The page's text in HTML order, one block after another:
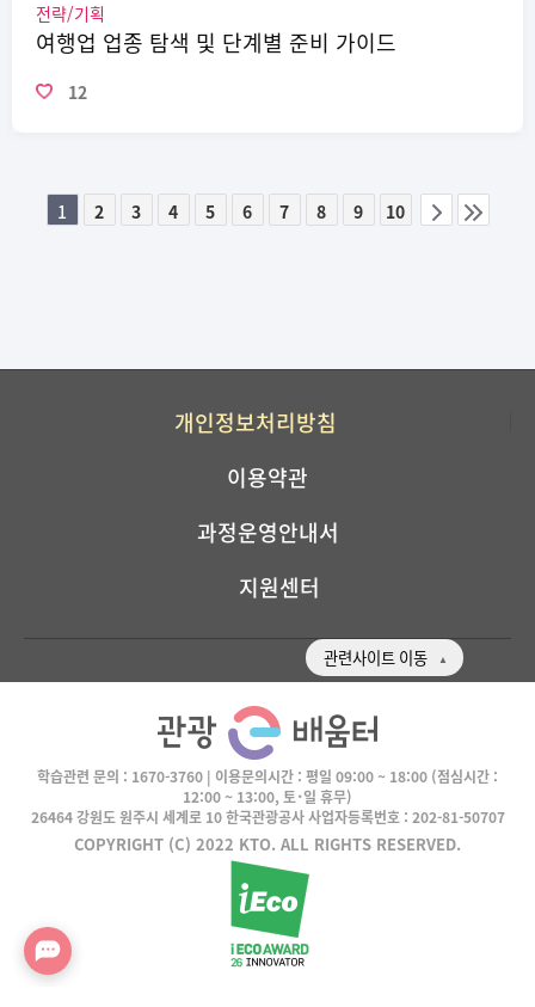
전략/기획
여행업 업종 탐색 및 단계별 준비 가이드
12
1 2 3 4 5 6 7 8 9
10
이전 다음
개인정보처리방침
이용약관
과정운영안내서
지원센터
관련사이트 이동
학습관련 문의 : 1670-3760 | 이용문의시간 : 평일 09:00 ~ 18:00 (점심시간 :
12:00 ~ 13:00, 토･일 휴무)
26464 강원도 원주시 세계로 10 한국관광공사 사업자등록번호 : 202-81-50707
COPYRIGHT (C) 2022 KTO. ALL RIGHTS RESERVED.